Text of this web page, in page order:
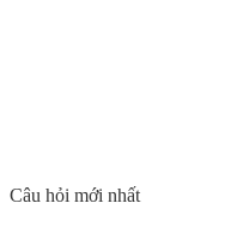
Câu hỏi mới nhất